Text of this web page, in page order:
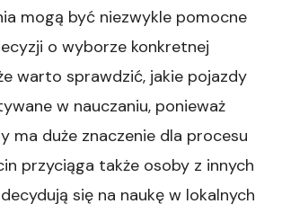
mogą być niezwykle pomocne
o wyborze konkretnej
warto sprawdzić, jakie pojazdy
w nauczaniu, ponieważ
ma duże znaczenie dla procesu
przyciąga także osoby z innych
się na naukę w lokalnych